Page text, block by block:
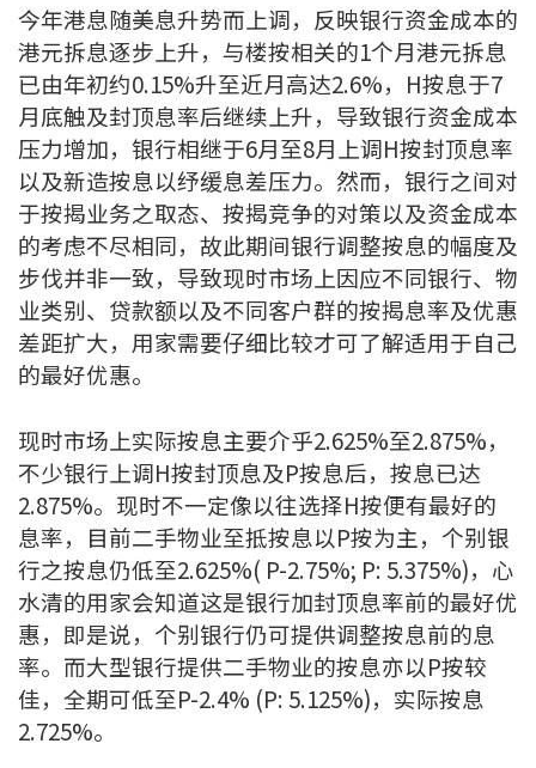
按揭工具
按揭计算
转按计算
置业预算
供款年期计算
工商铺按揭计算
印花税计算
免费物业估价
下载中心
按揭全面睇
新闻/研究
公司动态
按市新闻
今年港息随美息升势而上调，反映银行资金成本的
港元拆息逐步上升，与楼按相关的1个月港元拆息
已由年初约0.15%升至近月高达2.6%，H按息于7
月底触及封顶息率后继续上升，导致银行资金成本
压力增加，银行相继于6月至8月上调H按封顶息率
以及新造按息以纾缓息差压力。然而，银行之间对
于按揭业务之取态、按揭竞争的对策以及资金成本
的考虑不尽相同，故此期间银行调整按息的幅度及
步伐并非一致，导致现时市场上因应不同银行、物
业类别、贷款额以及不同客户群的按揭息率及优惠
差距扩大，用家需要仔细比较才可了解适用于自己
的最好优惠。
现时市场上实际按息主要介乎2.625%至2.875%，
不少银行上调H按封顶息及P按息后，按息已达
2.875%。现时不一定像以往选择H按便有最好的
息率，目前二手物业至抵按息以P按为主，个别银
行之按息仍低至2.625%( P-2.75%; P: 5.375%)，心
水清的用家会知道这是银行加封顶息率前的最好优
惠，即是说，个别银行仍可提供调整按息前的息
率。而大型银行提供二手物业的按息亦以P按较
佳，全期可低至P-2.4% (P: 5.125%)，实际按息
2.725%。